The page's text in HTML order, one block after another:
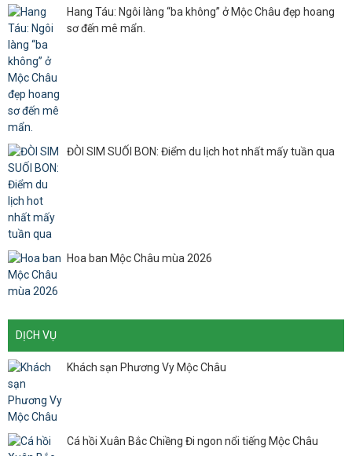
Hang Táu: Ngôi làng “ba không” ở Mộc Châu đẹp hoang
sơ đến mê mẩn.
ĐÒI SIM SUỐI BON: Điểm du lịch hot nhất mấy tuần qua
Hoa ban Mộc Châu mùa 2026
DỊCH VỤ
Khách sạn Phương Vy Mộc Châu
Cá hồi Xuân Bắc Chiềng Đi ngon nổi tiếng Mộc Châu